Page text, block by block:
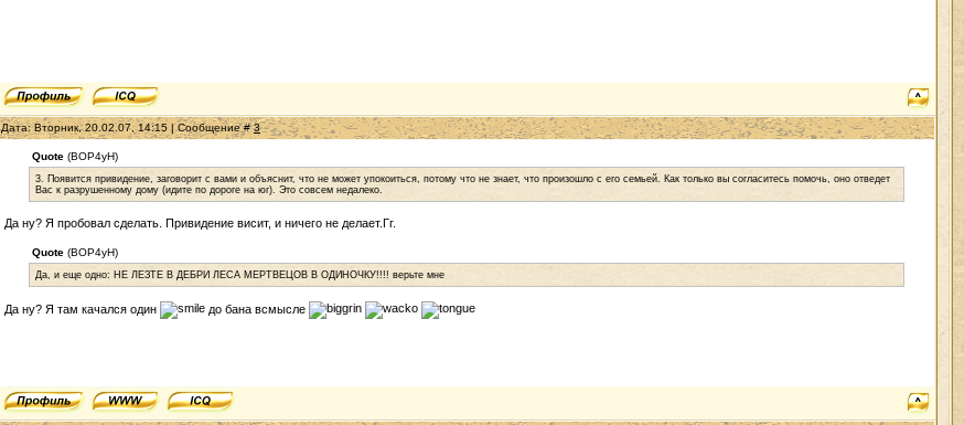
Дата: Вторник, 20.02.07, 14:15 | Сообщение #3
Quote (BOP4yH)
3. Появится привидение, заговорит с вами и объяснит, что не может упокоиться, потому что не знает, что произошло с его семьей. Как только вы согласитесь помочь, оно отведет
Вас к разрушенному дому (идите по дороге на юг). Это совсем недалеко.
Да ну? Я пробовал сделать. Привидение висит, и ничего не делает.Гг.
Quote (BOP4yH)
Да, и еще одно: НЕ ЛЕЗТЕ В ДЕБРИ ЛЕСА МЕРТВЕЦОВ В ОДИНОЧКУ!!!! верьте мне
Да ну? Я там качался один до бана всмысле